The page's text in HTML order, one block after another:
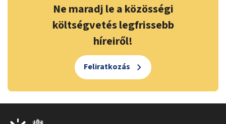
Ne maradj le a közösségi
költségvetés legfrissebb
híreiről!
Feliratkozás